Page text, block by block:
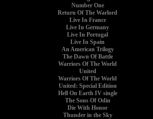
Number One
Return Of The Warlord
Live In France
Live In Germany
Live In Portugal
Live In Spain
An American Trilogy
The Dawn Of Battle
Warriors Of The World
United
Warriors Of The World
United: Special Edition
Hell On Earth IV single
The Sons Of Odin
Die With Honor
Thunder in the Sky